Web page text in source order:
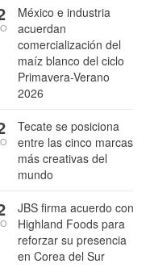
México e industria
acuerdan
comercialización del
maíz blanco del ciclo
Primavera-Verano
2026
Tecate se posiciona
entre las cinco marcas
más creativas del
mundo
JBS firma acuerdo con
Highland Foods para
reforzar su presencia
en Corea del Sur